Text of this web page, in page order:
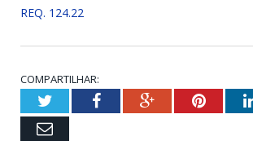
REQ. 124.22
COMPARTILHAR:
TwitterFacebookGoogle+
Email